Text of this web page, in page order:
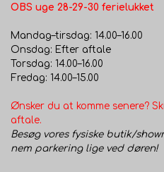
OBS uge 28-29-30 ferielukket
Mandag–tirsdag: 14.00–16.00
Onsdag: Efter aftale
Torsdag: 14.00–16.00
Fredag: 14.00–15.00
Ønsker du at komme senere?
aftale.
Besøg vores fysiske butik/
nem parkering lige ved døren!